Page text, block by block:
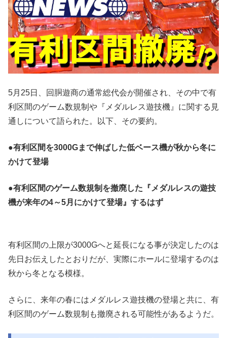
5月25日、回胴遊商の通常総代会が開催され、その中で有
利区間のゲーム数規制や『メダルレス遊技機』に関する見
通しについて語られた。以下、その要約。
●有利区間を3000Gまで伸ばした低ベース機が秋から冬に
かけて登場
●有利区間のゲーム数規制を撤廃した『メダルレスの遊技
機が来年の4～5月にかけて登場』するはず
有利区間の上限が3000Gへと延長になる事が決定したのは
先日お伝えしたとおりだが、実際にホールに登場するのは
秋から冬となる模様。
さらに、来年の春にはメダルレス遊技機の登場と共に、有
利区間のゲーム数規制も撤廃される可能性があるようだ。